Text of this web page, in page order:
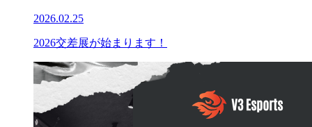
2026.02.25
2026交差展が始まります！